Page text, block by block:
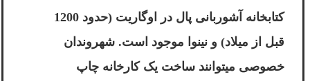
کتابخانه آشوربانی پال در اوگاریت (حدود 1200
قبل از میلاد) و نینوا موجود است. شهروندان
خصوصی میتوانند ساخت یک کارخانه چاپ